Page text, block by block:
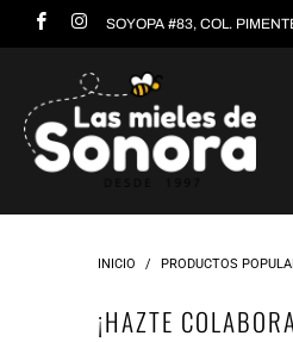
SOYOPA #83, COL.
INICIO / PRODUCTOS
¡HAZTE